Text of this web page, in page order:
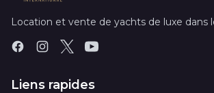
Location et vente de yachts de luxe dans
Liens rapides